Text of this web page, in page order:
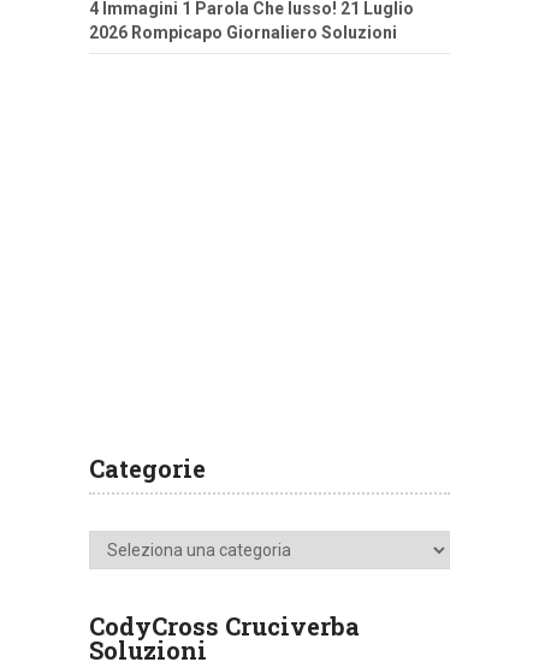
4 Immagini 1 Parola Che lusso! 21 Luglio
2026 Rompicapo Giornaliero Soluzioni
Categorie
Categorie
CodyCross Cruciverba
Soluzioni